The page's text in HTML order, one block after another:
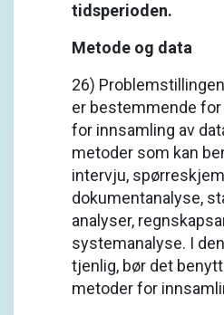
tidsperioden.
Metode og data
26)
er bestemmende for
for innsamling av
metoder som kan
intervju,
dokumentanalyse,
analyser,
systemanalyse. I
tjenlig, bør det
metoder for